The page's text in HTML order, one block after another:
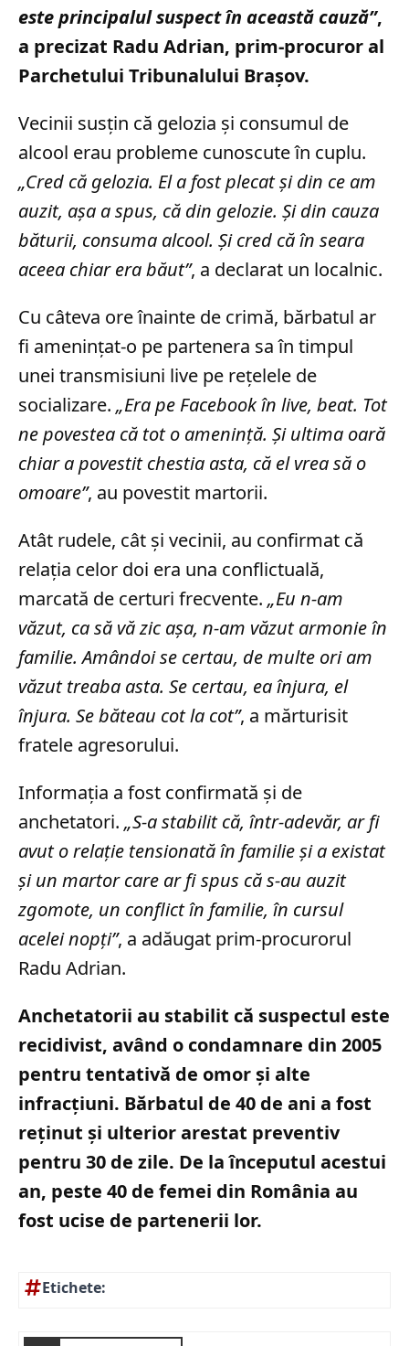
este principalul suspect în această cauză”,
a precizat Radu Adrian, prim-procuror al
Parchetului Tribunalului Braşov.
Vecinii susțin că gelozia și consumul de
alcool erau probleme cunoscute în cuplu.
„Cred că gelozia. El a fost plecat şi din ce am
auzit, aşa a spus, că din gelozie. Şi din cauza
băturii, consuma alcool. Şi cred că în seara
aceea chiar era băut”, a declarat un localnic.
Cu câteva ore înainte de crimă, bărbatul ar
fi amenințat-o pe partenera sa în timpul
unei transmisiuni live pe rețelele de
socializare. „Era pe Facebook în live, beat. Tot
ne povestea că tot o ameninţă. Şi ultima oară
chiar a povestit chestia asta, că el vrea să o
omoare”, au povestit martorii.
Atât rudele, cât și vecinii, au confirmat că
relația celor doi era una conflictuală,
marcată de certuri frecvente. „Eu n-am
văzut, ca să vă zic aşa, n-am văzut armonie în
familie. Amândoi se certau, de multe ori am
văzut treaba asta. Se certau, ea înjura, el
înjura. Se băteau cot la cot”, a mărturisit
fratele agresorului.
Informația a fost confirmată și de
anchetatori. „S-a stabilit că, într-adevăr, ar fi
avut o relaţie tensionată în familie şi a existat
şi un martor care ar fi spus că s-au auzit
zgomote, un conflict în familie, în cursul
acelei nopţi”, a adăugat prim-procurorul
Radu Adrian.
Anchetatorii au stabilit că suspectul este
recidivist, având o condamnare din 2005
pentru tentativă de omor și alte
infracțiuni. Bărbatul de 40 de ani a fost
reținut și ulterior arestat preventiv
pentru 30 de zile. De la începutul acestui
an, peste 40 de femei din România au
fost ucise de partenerii lor.
Etichete: